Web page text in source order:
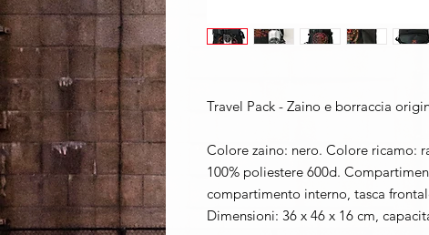
Travel Pack - Zaino e borraccia
Colore zaino: nero. Colore ricamo:
100% poliestere 600d.
compartimento interno, tasca
Dimensioni: 36 x 46 x 16 cm,